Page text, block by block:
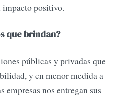
impacto positivo.
que brindan?
públicas y privadas que
y en menor medida a
nos entregan sus